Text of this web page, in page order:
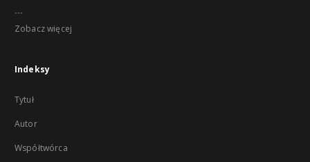
...
Zobacz więcej
Indeksy
Tytuł
Autor
Współtwórca